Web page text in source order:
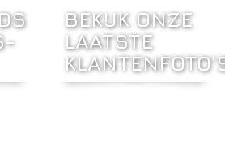
BEKIJK ONZE
LAATSTE